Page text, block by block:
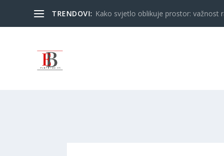
TRENDOVI: Kako svjetlo oblikuje prostor: važnost